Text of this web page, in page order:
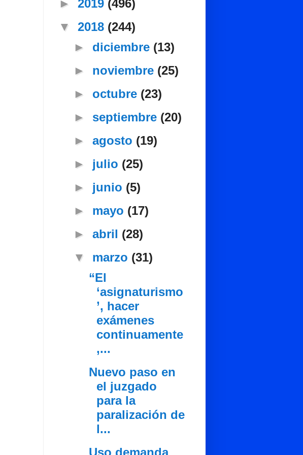
► 2019 (496)
▼ 2018 (244)
► diciembre (13)
► noviembre (25)
► octubre (23)
► septiembre (20)
► agosto (19)
► julio (25)
► junio (5)
► mayo (17)
► abril (28)
▼ marzo (31)
“El
‘asignaturismo
’, hacer
exámenes
continuamente
,...
Nuevo paso en
el juzgado
para la
paralización de
l...
Uso demanda